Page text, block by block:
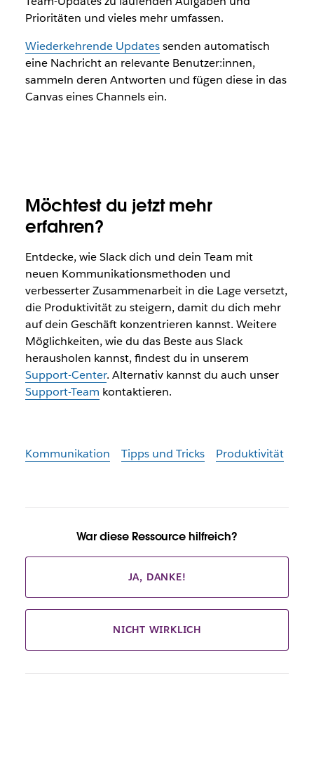
Prioritäten und vieles mehr umfassen.
Wiederkehrende Updatessenden automatisch
eine Nachricht an relevante Benutzer:innen,
sammeln deren Antworten und fügen diese in das
Canvas eines Channels ein.
Möchtest du jetzt mehr
erfahren?
Entdecke, wie Slack dich und dein Team mit
neuen Kommunikationsmethoden und
verbesserter Zusammenarbeit in die Lage versetzt,
die Produktivität zu steigern, damit du dich mehr
auf dein Geschäft konzentrieren kannst. Weitere
Möglichkeiten, wie du das Beste aus Slack
herausholen kannst, findest du in unserem
Support-Center. Alternativ kannst du auch unser
Support-Team kontaktieren.
Kommunikation Tipps und Tricks Produktivität
War diese Ressource hilfreich?
JA, DANKE!
NICHT WIRKLICH